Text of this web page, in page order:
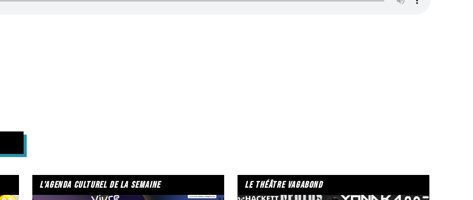
l'agenda culturel de la semaine le théâtre vagabond